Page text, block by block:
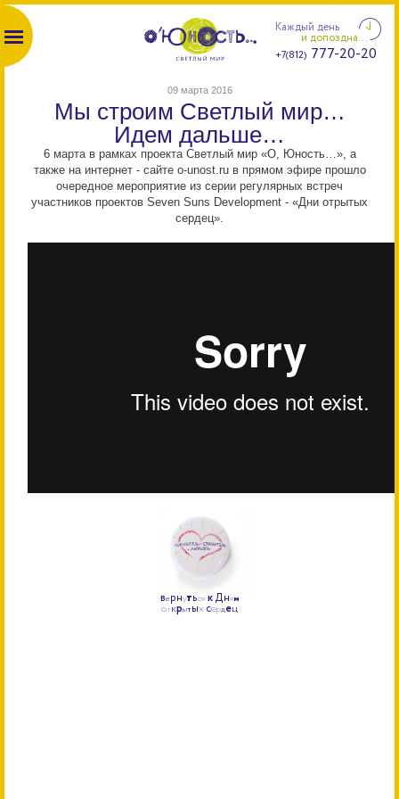
Каждый день
и допоздна...
+7(812) 777-20-20
09 марта 2016
Мы строим Светлый мир…
Идем дальше…
6 марта в рамках проекта Светлый мир «О, Юность…», а
также на интернет - сайте o-unost.ru в прямом эфире прошло
очередное мероприятие из серии регулярных встреч
участников проектов Seven Suns Development - «Дни отрытых
сердец».
Вернуться к Дням
открытых сердец